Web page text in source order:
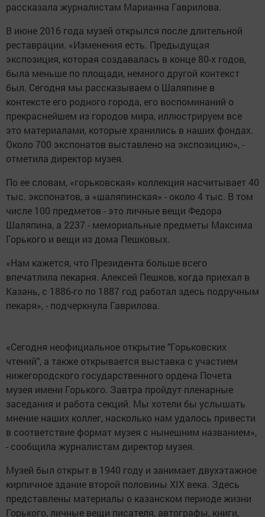
рассказала журналистам Марианна Гаврилова.
В июне 2016 года музей открылся после длительной
реставрации. «Изменения есть. Предыдущая
экспозиция, которая создавалась в конце 80-х годов,
была меньше по площади, немного другой контекст
был. Сегодня мы рассказываем о Шаляпине в
контексте его родного города, его воспоминаний о
прекраснейшем из городов мира, иллюстрируем все
это материалами, которые хранились в наших фондах.
Около 700 экспонатов выставлено на экспозицию», -
отметила директор музея.
По ее словам, «горьковская» коллекция насчитывает 40
тыс. экспонатов, а «шаляпинская» - около 4 тыс. В том
числе 100 предметов - это личные вещи Федора
Шаляпина, а 2237 - мемориальные предметы Максима
Горького и вещи из дома Пешковых.
«Нам кажется, что Президента больше всего
впечатлила пекарня. Алексей Пешков, когда приехал в
Казань, с 1886-го по 1887 год работал здесь подручным
пекаря», - подчеркнула Гаврилова.
«Сегодня неофициальное открытие "Горьковских
чтений", а также открывается выставка с участием
нижегородского государственного ордена Почета
музея имени Горького. Завтра пройдут пленарные
заседания и работа секций. Мы хотели бы услышать
мнение наших коллег, насколько нам удалось привести
в соответствие формат музея с нынешним названием»,
- сообщила журналистам директор музея.
Музей был открыт в 1940 году и занимает двухэтажное
кирпичное здание второй половины XIX века. Здесь
представлены материалы о казанском периоде жизни
Горького, личные вещи писателя, автографы, книги,